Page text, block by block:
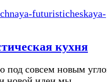
кухня
под совсем новым